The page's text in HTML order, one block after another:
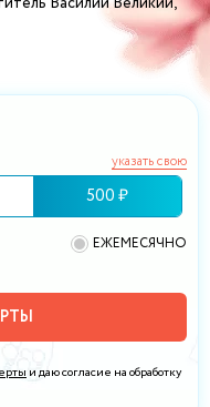
указать свою
500 ₽
ЕЖЕМЕСЯЧНО
и даю согласие на обработку